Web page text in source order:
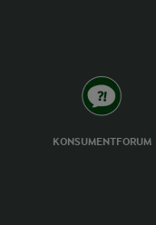
KONSUMENTFORUM